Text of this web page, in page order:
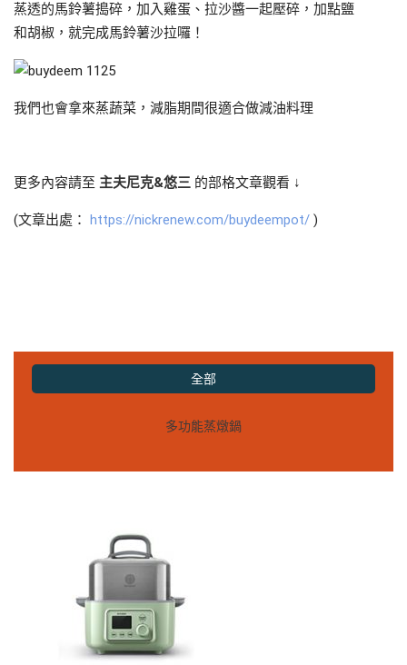
蒸透的馬鈴薯搗碎，加入雞蛋、拉沙醬一起壓碎，加點鹽
和胡椒，就完成馬鈴薯沙拉囉！
我們也會拿來蒸蔬菜，減脂期間很適合做減油料理
更多內容請至 主夫尼克&悠三 的部格文章觀看 ↓
(文章出處： https://nickrenew.com/buydeempot/ )
全部
多功能蒸燉鍋